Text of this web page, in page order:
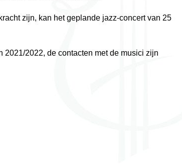
zijn, kan het geplande jazz-concert van 25
2022, de contacten met de musici zijn